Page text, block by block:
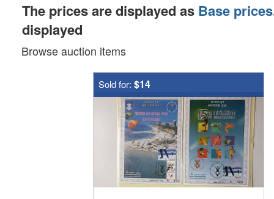
The prices are displayed as Base prices
displayed
Browse auction items
Sold for: $14